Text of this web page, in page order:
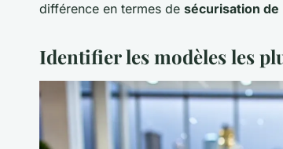
différence en termes de sécurisation de
Identifier les modèles les